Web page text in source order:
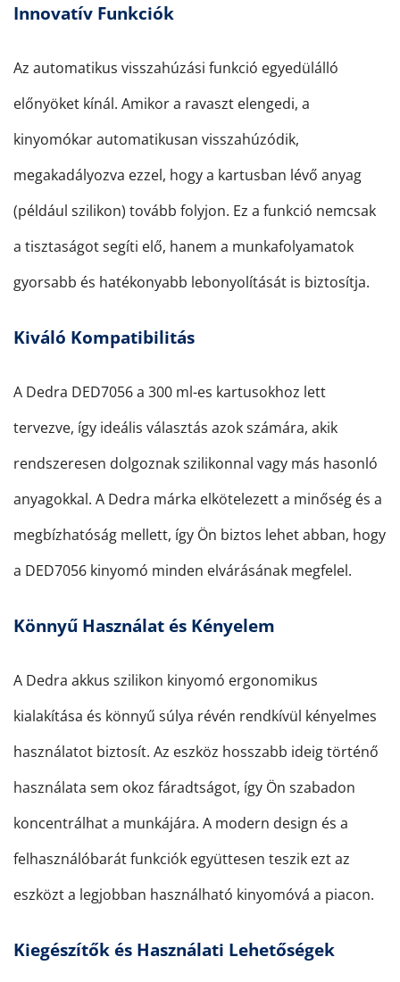
Innovatív Funkciók
Az automatikus visszahúzási funkció egyedülálló
előnyöket kínál. Amikor a ravaszt elengedi, a
kinyomókar automatikusan visszahúzódik,
megakadályozva ezzel, hogy a kartusban lévő anyag
(például szilikon) tovább folyjon. Ez a funkció nemcsak
a tisztaságot segíti elő, hanem a munkafolyamatok
gyorsabb és hatékonyabb lebonyolítását is biztosítja.
Kiváló Kompatibilitás
A Dedra DED7056 a 300 ml-es kartusokhoz lett
tervezve, így ideális választás azok számára, akik
rendszeresen dolgoznak szilikonnal vagy más hasonló
anyagokkal. A Dedra márka elkötelezett a minőség és a
megbízhatóság mellett, így Ön biztos lehet abban, hogy
a DED7056 kinyomó minden elvárásának megfelel.
Könnyű Használat és Kényelem
A Dedra akkus szilikon kinyomó ergonomikus
kialakítása és könnyű súlya révén rendkívül kényelmes
használatot biztosít. Az eszköz hosszabb ideig történő
használata sem okoz fáradtságot, így Ön szabadon
koncentrálhat a munkájára. A modern design és a
felhasználóbarát funkciók együttesen teszik ezt az
eszközt a legjobban használható kinyomóvá a piacon.
Kiegészítők és Használati Lehetőségek